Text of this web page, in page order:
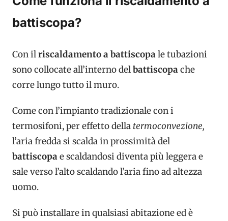
battiscopa?
Con ilriscaldamento a battiscopale tubazioni
sono collocate all’interno delbattiscopache
corre lungo tutto il muro.
Come con l’impianto tradizionale con i
termosifoni, per effetto della termoconvezione,
l’aria fredda si scalda in prossimità del
battiscopae scaldandosi diventa più leggera e
sale verso l’alto scaldando l’aria fino ad altezza
uomo.
Si può installare in qualsiasi abitazione ed è